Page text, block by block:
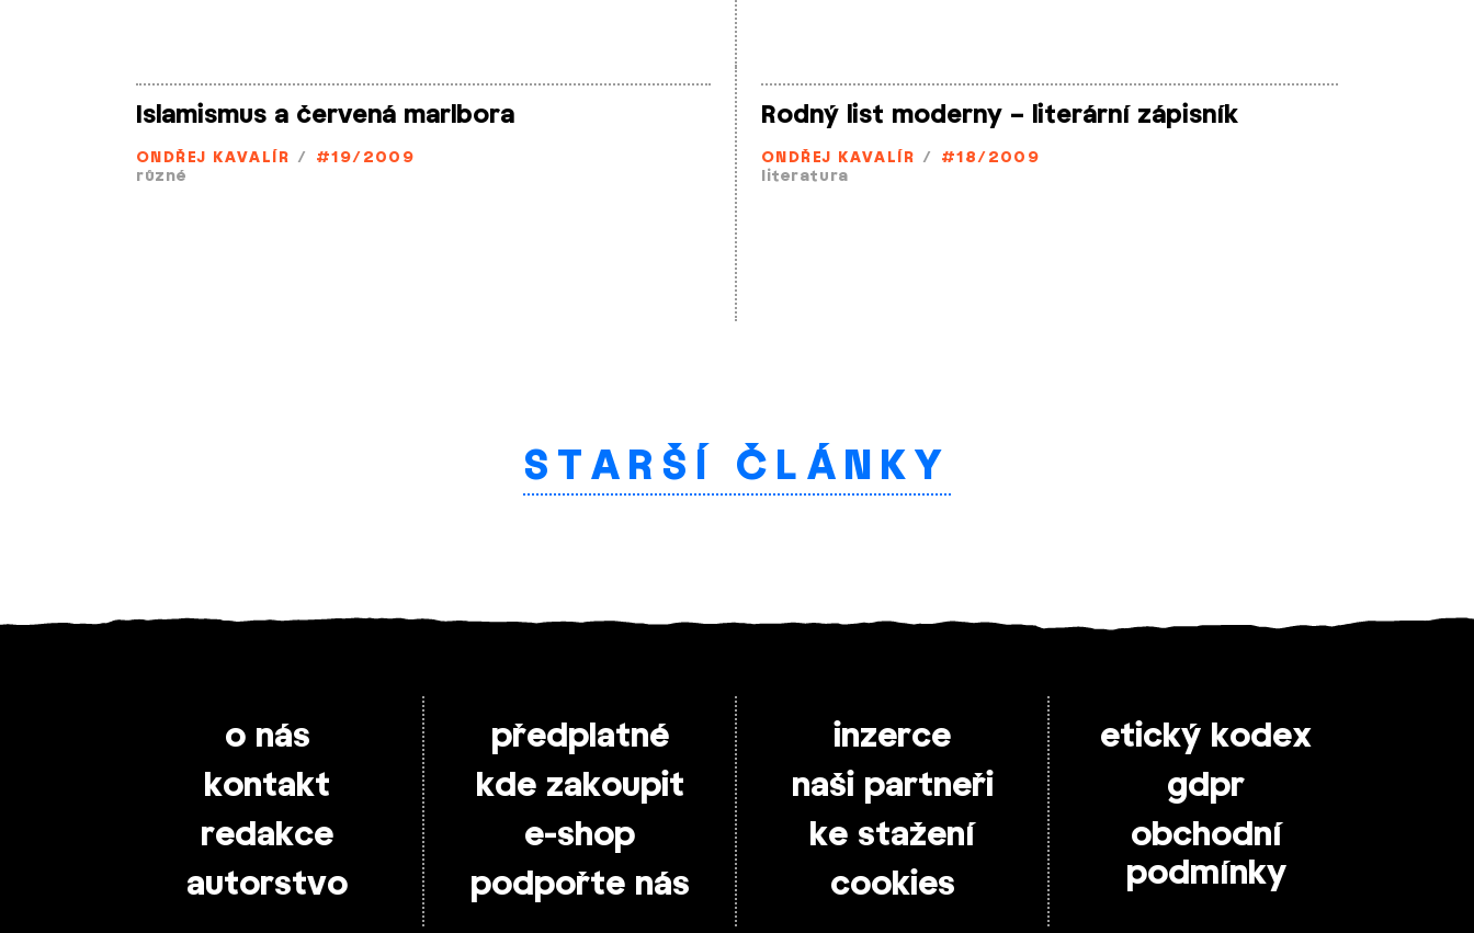
Islamismus a červená marlbora
ONDŘEJ KAVALÍR /
#19/2009
různé
Rodný list moderny – literární zápisník
ONDŘEJ KAVALÍR /
#18/2009
literatura
STARŠÍ ČLÁNKY
o nás
kontakt
redakce
autorstvo
předplatné
kde zakoupit
e-shop
podpořte nás
inzerce
naši partneři
ke stažení
cookies
etický kodex
gdpr
obchodní
podmínky